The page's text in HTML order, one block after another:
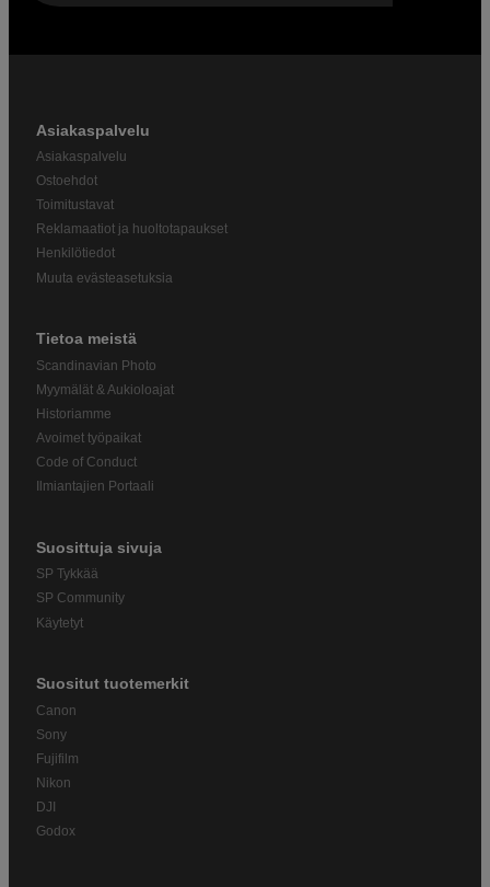
Asiakaspalvelu
Asiakaspalvelu
Ostoehdot
Toimitustavat
Reklamaatiot ja huoltotapaukset
Henkilötiedot
Muuta evästeasetuksia
Tietoa meistä
Scandinavian Photo
Myymälät & Aukioloajat
Historiamme
Avoimet työpaikat
Code of Conduct
Ilmiantajien Portaali
Suosittuja sivuja
SP Tykkää
SP Community
Käytetyt
Suositut tuotemerkit
Canon
Sony
Fujifilm
Nikon
DJI
Godox